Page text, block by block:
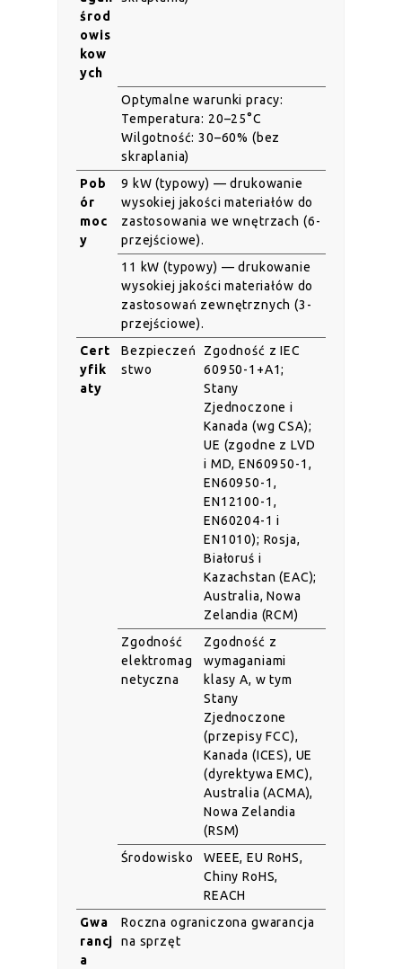
środ
owis
kow
ych
Optymalne warunki pracy:
Temperatura: 20–25°C
Wilgotność: 30–60% (bez
skraplania)
Pob
ór
moc
y
9 kW (typowy) — drukowanie
wysokiej jakości materiałów do
zastosowania we wnętrzach (6-
przejściowe).
11 kW (typowy) — drukowanie
wysokiej jakości materiałów do
zastosowań zewnętrznych (3-
przejściowe).
Cert
yfik
aty
Bezpieczeń
stwo
Zgodność z IEC
60950-1+A1;
Stany
Zjednoczone i
Kanada (wg CSA);
UE (zgodne z LVD
i MD, EN60950-1,
EN60950-1,
EN12100-1,
EN60204-1 i
EN1010); Rosja,
Białoruś i
Kazachstan (EAC);
Australia, Nowa
Zelandia (RCM)
Zgodność
elektromag
netyczna
Zgodność z
wymaganiami
klasy A, w tym
Stany
Zjednoczone
(przepisy FCC),
Kanada (ICES), UE
(dyrektywa EMC),
Australia (ACMA),
Nowa Zelandia
(RSM)
Środowisko
WEEE, EU RoHS,
Chiny RoHS,
REACH
Gwa
rancj
a
Roczna ograniczona gwarancja
na sprzęt